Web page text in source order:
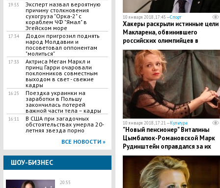
19:55
Эксперт назвал вероятную
причину столкновения
сухогруза "Орка-2" с
кopaблем ЧФ "Ямал" в
Эгейском море
17:34
Додон пригрозил поднять
народ Молдавии и
посоветовал оппонентам
"молиться"
17:33
Актриса Меган Маркл и
принц Гарри очаровали
поклонников совместным
выходом в свет - свежие
кадры
16:25
Поездка украинки на
заработки в Польшу
закончилась потерей
важной части тела – кадры
16:11
В США при загадочных
обстоятельствах умерла 20-
летняя звезда порно
ВСЕ НОВОСТИ »
ШОУ-БИЗНЕС
20:55
10 января 2018, 17:45 —Спорт
Хакеры раскрыли истинные цели
Макларена, обвинившего
российских олимпийцев в
употреблении допинга
10 января 2018, 17:21 —Культура
"Новый пенсионер" Виталины
Цымбалюк-Романовской Марк
Рудинштейн оправдался за их
совместный снимок -